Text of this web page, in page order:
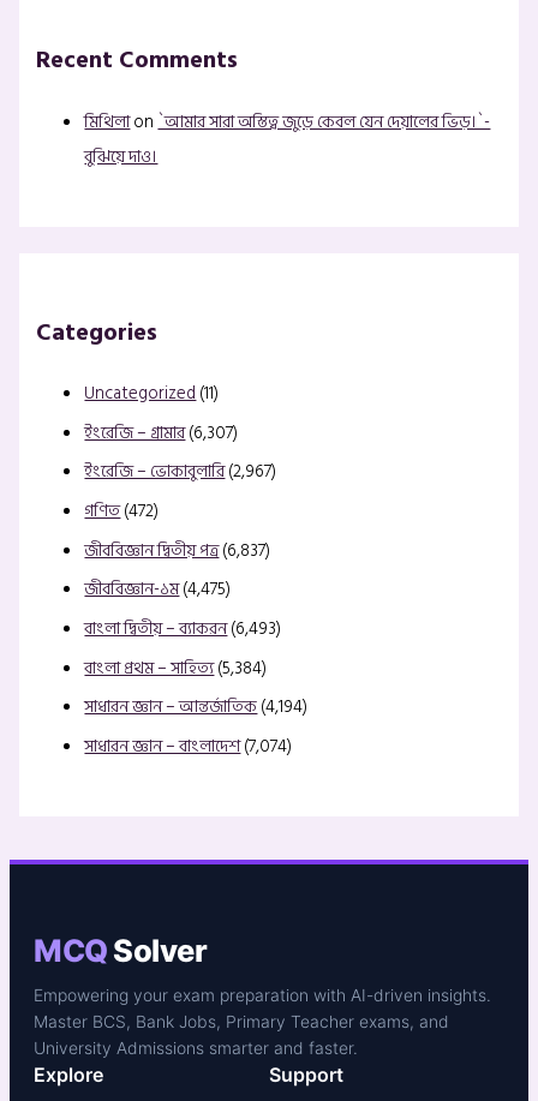
Recent Comments
মিথিলাon`আমার সারা অস্তিত্ব জুড়ে কেবল যেন দেয়ালের ভিড়।`-
বুঝিয়ে দাও।
Categories
Uncategorized(11)
ইংরেজি – গ্রামার(6,307)
ইংরেজি – ভোকাবুলারি(2,967)
গণিত(472)
জীববিজ্ঞান দ্বিতীয় পত্র(6,837)
জীববিজ্ঞান-১ম(4,475)
বাংলা দ্বিতীয় – ব্যাকরন(6,493)
বাংলা প্রথম – সাহিত্য(5,384)
সাধারন জ্ঞান – আন্তর্জাতিক(4,194)
সাধারন জ্ঞান – বাংলাদেশ(7,074)
MCQSolver
Empowering your exam preparation with AI-driven insights.
Master BCS, Bank Jobs, Primary Teacher exams, and
University Admissions smarter and faster.
Explore Support